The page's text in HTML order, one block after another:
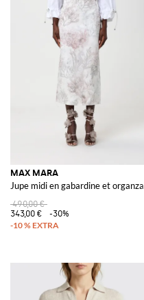
MAX MARA
Jupe midi en gabardine et organza
490,00 €
343,00 €
-30%